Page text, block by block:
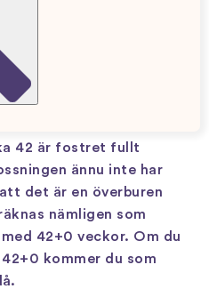
hur mammans
du kan behöva på
42 är fostret fullt
ännu inte har
det är en överburen
nämligen som
42+0 veckor. Om du
kommer du som